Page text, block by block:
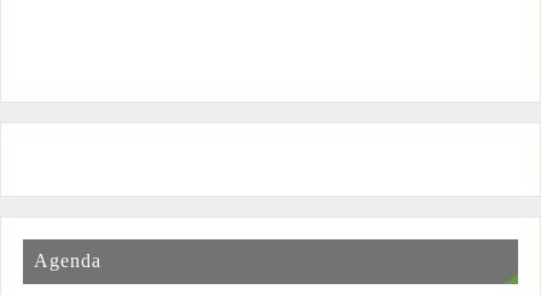
Agenda